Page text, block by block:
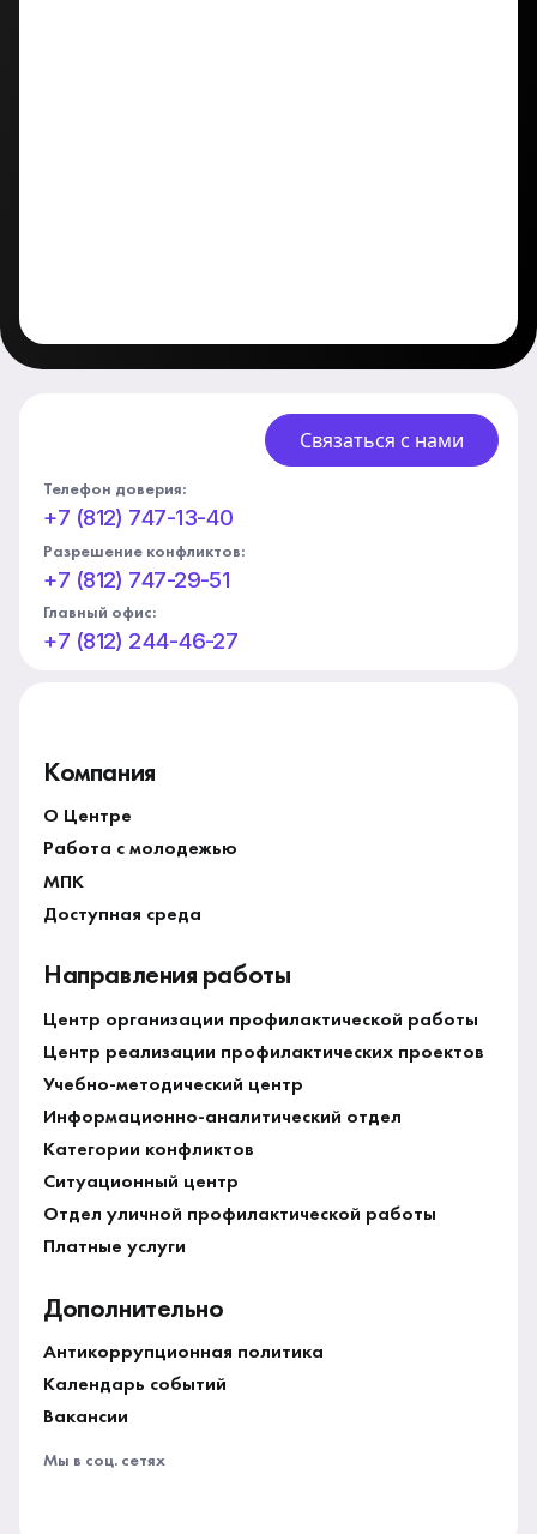
Связаться с нами
Телефон доверия:
+7 (812) 747-13-40
Разрешение конфликтов:
+7 (812) 747-29-51
Главный офис:
+7 (812) 244-46-27
Компания
О Центре
Работа с молодежью
МПК
Доступная среда
Направления работы
Центр организации профилактической работы
Центр реализации профилактических проектов
Учебно-методический центр
Информационно-аналитический отдел
Категории конфликтов
Ситуационный центр
Отдел уличной профилактической работы
Платные услуги
Дополнительно
Антикоррупционная политика
Календарь событий
Вакансии
Мы в соц. сетях